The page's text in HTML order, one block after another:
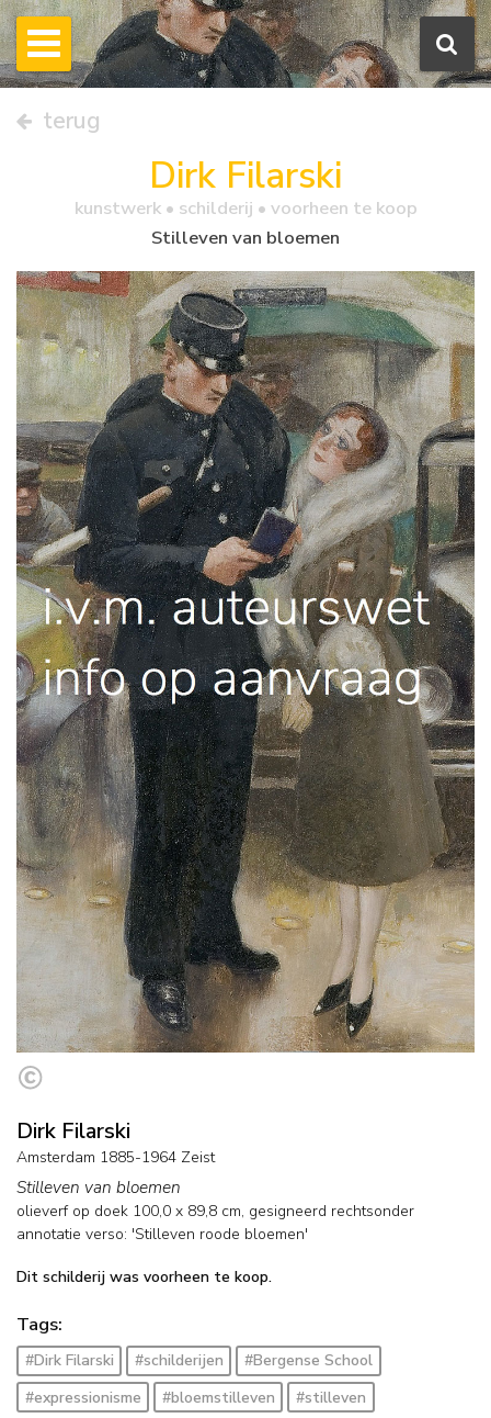
terug
Dirk Filarski
kunstwerk • schilderij • voorheen te koop
Stilleven van bloemen
Dirk Filarski
Amsterdam 1885-1964 Zeist
Stilleven van bloemen
olieverf op doek 100,0 x 89,8 cm, gesigneerd rechtsonder
annotatie verso: 'Stilleven roode bloemen'
Dit schilderij was voorheen te koop.
Tags:
#Dirk Filarski #schilderijen
#Bergense School
#expressionisme
#bloemstilleven
#stilleven